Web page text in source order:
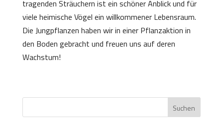
tragenden Sträuchern ist ein schöner Anblick und für
viele heimische Vögel ein willkommener Lebensraum.
Die Jungpflanzen haben wir in einer Pflanzaktion in
den Boden gebracht und freuen uns auf deren
Wachstum!
Suchen